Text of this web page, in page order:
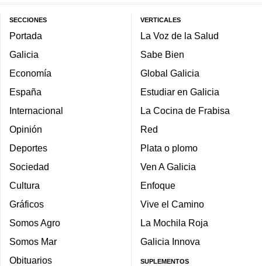
SECCIONES
Portada
Galicia
Economía
España
Internacional
Opinión
Deportes
Sociedad
Cultura
Gráficos
Somos Agro
Somos Mar
Obituarios
VERTICALES
La Voz de la Salud
Sabe Bien
Global Galicia
Estudiar en Galicia
La Cocina de Frabisa
Red
Plata o plomo
Ven A Galicia
Enfoque
Vive el Camino
La Mochila Roja
Galicia Innova
SUPLEMENTOS